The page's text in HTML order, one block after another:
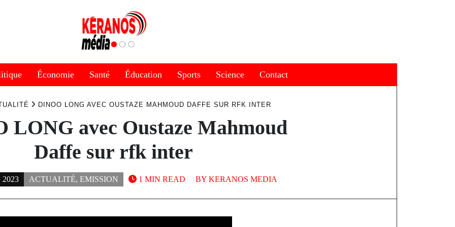
Économie Santé Éducation Sports Science Contact
DINOO LONG AVEC OUSTAZE MAHMOUD DAFFE SUR RFK INTER
LONG avec Oustaze Mahmoud
Daffe sur rfk inter
ACTUALITÉ, EMISSION BY KERANOS MEDIA
1 MIN READ